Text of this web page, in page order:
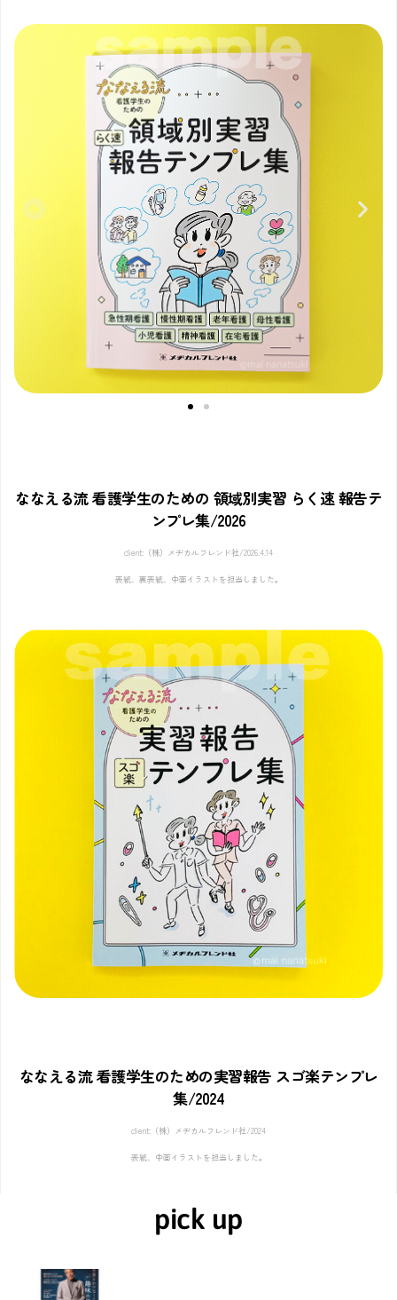
ななえる流 看護学生のための 領域別実習 らく速 報告テ
ンプレ集/2026
client:（株）メヂカルフレンド社/2026.4.14
表紙、裏表紙、中面イラストを担当しました。
ななえる流 看護学生のための実習報告 スゴ楽テンプレ
集/2024
client:（株）メヂカルフレンド社/2024
表紙、中面イラストを担当しました。
pick up